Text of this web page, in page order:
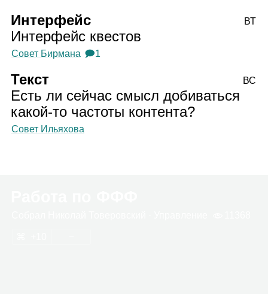
Интерфейс
Интерфейс квестов
Совет Бирмана 🗩1
ВТ
Текст
Есть ли сейчас смысл добиваться
какой‑то частоты контента?
Совет Ильяхова
ВС